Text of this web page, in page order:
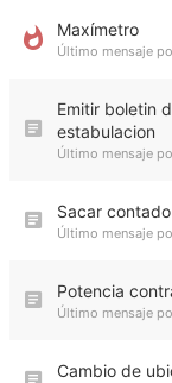
Maxímetro
Último mensaje
Emitir boletin
estabulacion
Último mensaje
Sacar
Último mensaje
Potencia
Último mensaje
Cambio de